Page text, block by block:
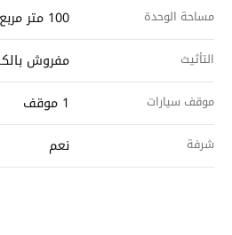
مساحة الوحدة 100 متر مربع
التأثيث مفروش
موقف سيارات 1 موقف
شرفة نعم